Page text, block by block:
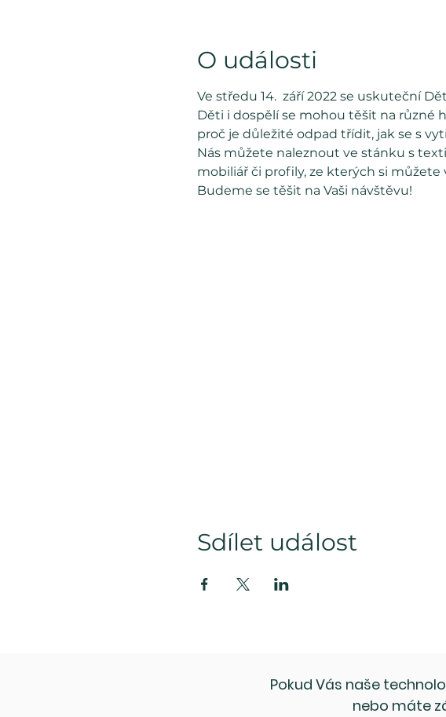
O události
Ve středu 14.  září 2022 se uskuteční
Děti i dospělí se mohou těšit na různé
proč je důležité odpad třídit, jak se s
Nás můžete naleznout ve stánku s
mobiliář či profily, ze kterých si
Budeme se těšit na Vaši návštěvu!
Sdílet událost
Pokud Vás naše
nebo máte